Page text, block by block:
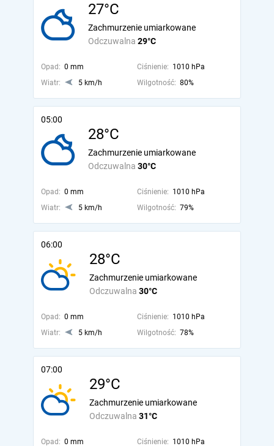
27°C
Odczuwalna 29°C
Zachmurzenie umiarkowane
Opad: 0 mm Ciśnienie: 1010 hPa
Wiatr:
5 km/h Wilgotność: 80%
05:00
28°C
Odczuwalna 30°C
Zachmurzenie umiarkowane
Opad: 0 mm Ciśnienie: 1010 hPa
Wiatr:
5 km/h Wilgotność: 79%
06:00
28°C
Odczuwalna 30°C
Zachmurzenie umiarkowane
Opad: 0 mm Ciśnienie: 1010 hPa
Wiatr:
5 km/h Wilgotność: 78%
07:00
29°C
Odczuwalna 31°C
Zachmurzenie umiarkowane
Opad: 0 mm Ciśnienie: 1010 hPa